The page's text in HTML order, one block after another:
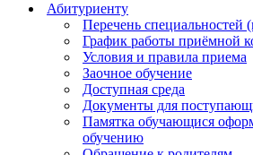
Абитуриенту
Перечень специальностей
График работы приёмной
Условия и правила приема
Заочное обучение
Доступная среда
Документы для
Памятка обучающися
обучению